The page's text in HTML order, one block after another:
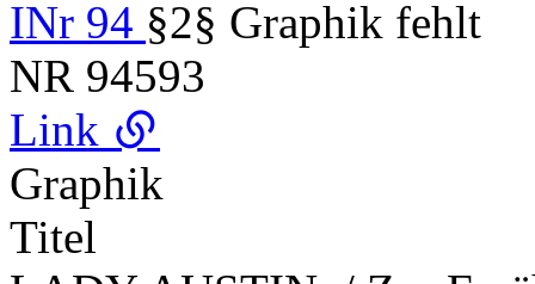
INr 94 §2§ Graphik fehlt
NR 94593
Link
Graphik
Titel